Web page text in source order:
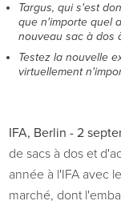
Targus, qui s'est
que n'importe quel
nouveau sac à dos
Testez la nouvelle
virtuellement
IFA, Berlin - 2
de sacs à dos et
année à l'IFA avec
marché, dont